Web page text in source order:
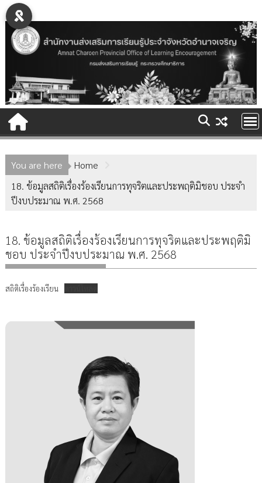
Skip
to
content
You are here
Home
18. ข้อมูลสถิติเรื่องร้องเรียนการทุจริตและประพฤติมิชอบ ประจำ
ปีงบประมาณ พ.ศ. 2568
18. ข้อมูลสถิติเรื่องร้องเรียนการทุจริตและประพฤติมิ
ชอบ ประจำปีงบประมาณ พ.ศ. 2568
สถิติเรื่องร้องเรียน